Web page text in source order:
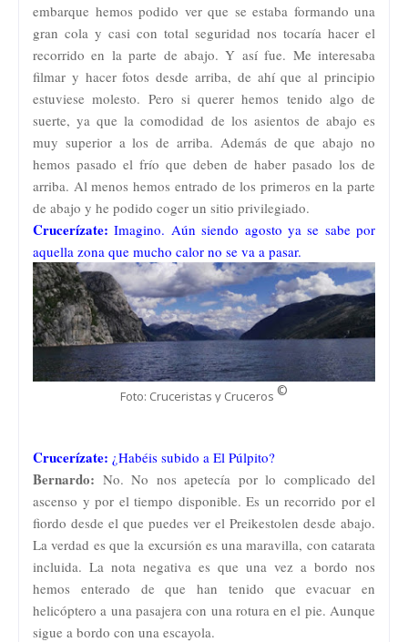
embarque hemos podido ver que se estaba formando una
gran cola y casi con total seguridad nos tocaría hacer el
recorrido en la parte de abajo. Y así fue. Me interesaba
filmar y hacer fotos desde arriba, de ahí que al principio
estuviese molesto. Pero si querer hemos tenido algo de
suerte, ya que la comodidad de los asientos de abajo es
muy superior a los de arriba. Además de que abajo no
hemos pasado el frío que deben de haber pasado los de
arriba. Al menos hemos entrado de los primeros en la parte
de abajo y he podido coger un sitio privilegiado.
Crucerízate:Imagino. Aún siendo agosto ya se sabe por
aquella zona que mucho calor no se va a pasar.
Foto: Cruceristas y Cruceros ©
Crucerízate: ¿Habéis subido a El Púlpito?
Bernardo: No. No nos apetecía por lo complicado del
ascenso y por el tiempo disponible. Es un recorrido por el
fiordo desde el que puedes ver el Preikestolen desde abajo.
La verdad es que la excursión es una maravilla, con catarata
incluida. La nota negativa es que una vez a bordo nos
hemos enterado de que han tenido que evacuar en
helicóptero a una pasajera con una rotura en el pie. Aunque
sigue a bordo con una escayola.